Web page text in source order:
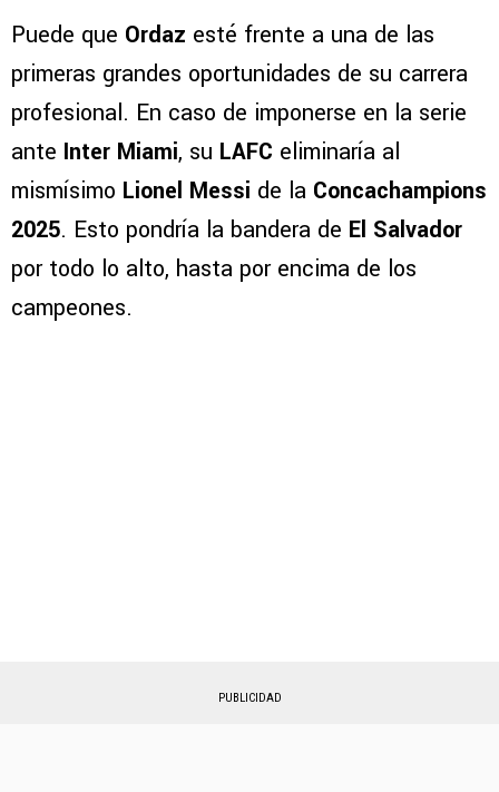
Puede que Ordaz esté frente a una de las
primeras grandes oportunidades de su carrera
profesional. En caso de imponerse en la serie
ante Inter Miami, su LAFC eliminaría al
mismísimo Lionel Messi de la Concachampions
2025. Esto pondría la bandera de El Salvador
por todo lo alto, hasta por encima de los
campeones.
PUBLICIDAD